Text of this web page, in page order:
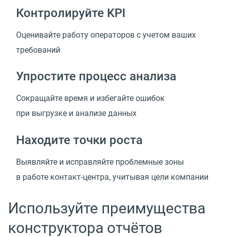
Контролируйте KPI
Оценивайте работу операторов с учетом ваших
требований
Упростите процесс анализа
Сокращайте время и избегайте ошибок
при выгрузке и анализе данных
Находите точки роста
Выявляйте и исправляйте проблемные зоны
в работе контакт-центра, учитывая цели компании
Используйте преимущества
конструктора отчётов